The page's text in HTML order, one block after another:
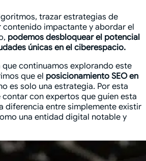
trazar estrategias de
contenido impactante y abordar el
podemos desbloquear el potencial
únicas en el ciberespacio.
que continuamos explorando este
que el posicionamiento SEO en
es solo una estrategia. Por esta
con expertos que guíen esta
diferencia entre simplemente existir
una entidad digital notable y